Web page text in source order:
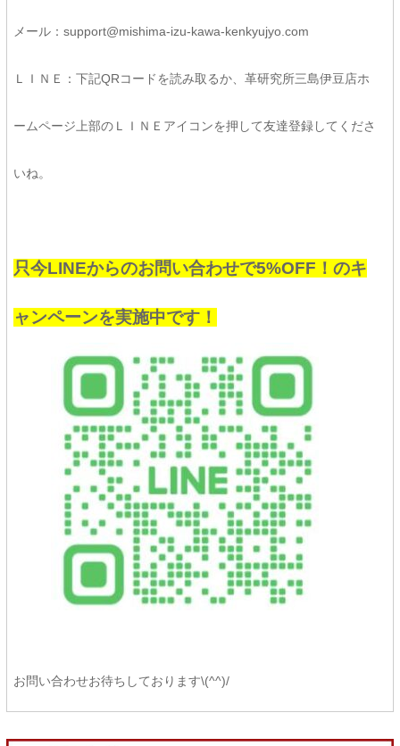
メール：support@mishima-izu-kawa-kenkyujyo.com
ＬＩＮＥ：下記QRコードを読み取るか、革研究所三島伊豆店ホ
ームページ上部のＬＩＮＥアイコンを押して友達登録してくださ
いね。
只今LINEからのお問い合わせで5%OFF！のキ
ャンペーンを実施中です！
お問い合わせお待ちしております\(^^)/